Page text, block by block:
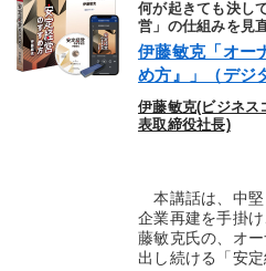
何が起きても決し
営」の仕組みを見
伊藤敏克「オー
め方』」（デジ
伊藤敏克(ビジネス
表取締役社長)
本講話は、中堅
企業再建を手掛
藤敏克氏の、オ
出し続ける「安